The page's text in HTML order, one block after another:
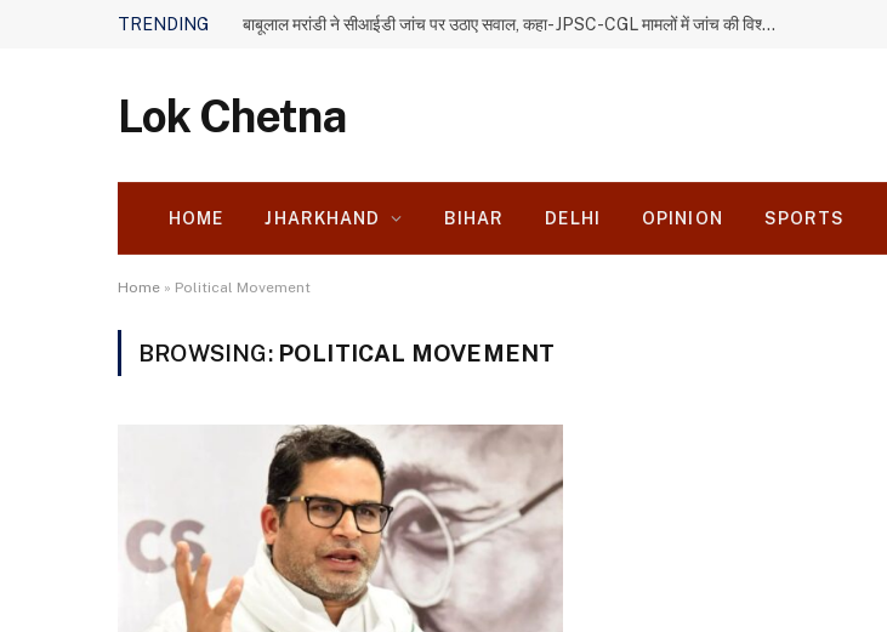
TRENDING बाबूलाल मरांडी ने सीआईडी जांच पर उठाए सवाल, कहा- JPSC-CGL मामलों में जांच की विश्वसनीयता पर जनता का भरोसा नहीं
Lok Chetna
HOME JHARKHAND BIHAR DELHI OPINION SPORTS
Home » Political Movement
BROWSING: POLITICAL MOVEMENT